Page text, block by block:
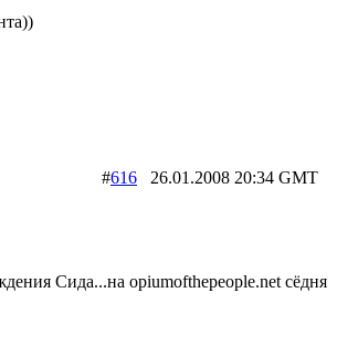
#616 26.01.2008 20:34 GMT
Сида...на opiumofthepeople.net сёдня